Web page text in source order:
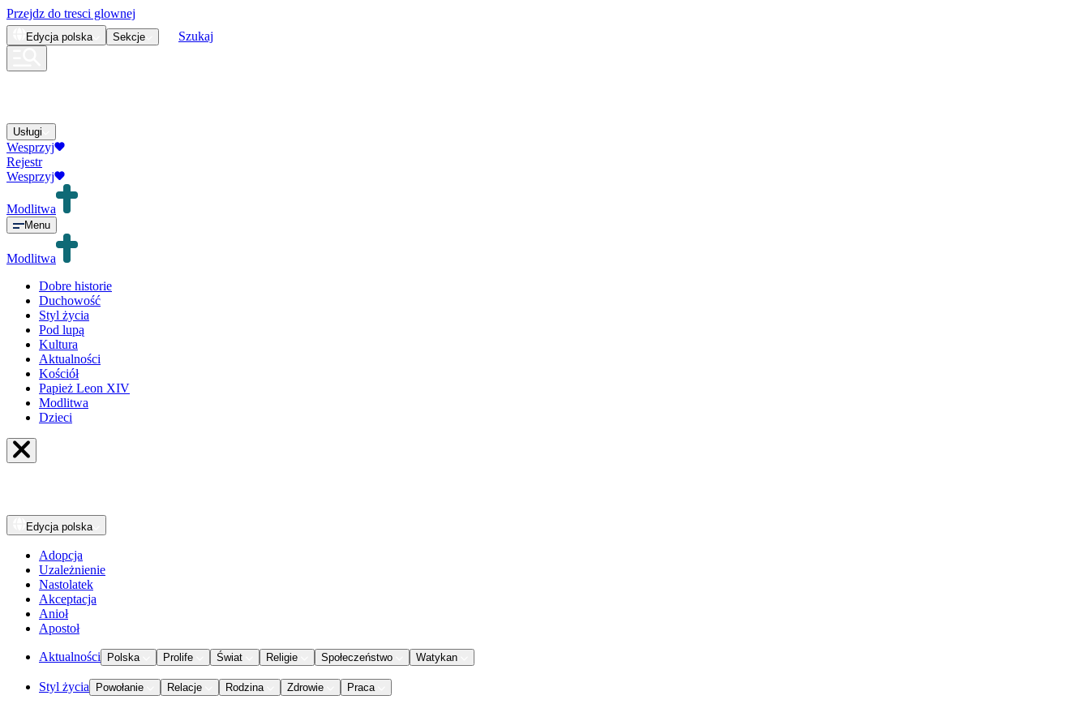
Przejdz do tresci glownej
Edycja polska Sekcje Szukaj
Usługi
Wesprzyj
Rejestr
Wesprzyj
Modlitwa
Menu
Modlitwa
Dobre historie
Duchowość
Styl życia
Pod lupą
Kultura
Aktualności
Kościół
Papież Leon XIV
Modlitwa
Dzieci
Edycja polska
Adopcja
Uzależnienie
Nastolatek
Akceptacja
Anioł
Apostoł
Aktualności Polska Prolife Świat Religie Społeczeństwo Watykan
Styl życia Powołanie Relacje Rodzina Zdrowie Praca